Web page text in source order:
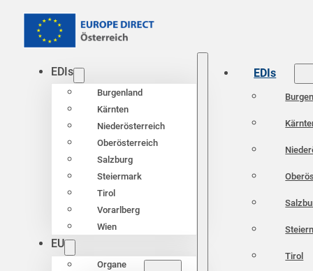
EDIs
Burgenland
Kärnten
Niederösterreich
Oberösterreich
Salzburg
Steiermark
Tirol
Vorarlberg
Wien
EU
Organe
EDIs
Tirol